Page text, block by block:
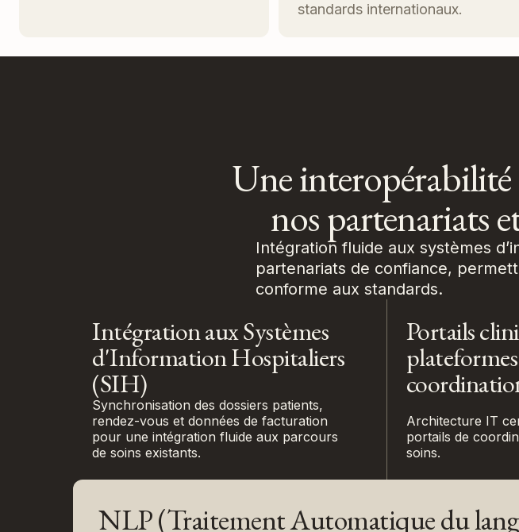
standards internationaux.
Une
nos partenariats
Intégration fluide aux systèmes
partenariats de confiance,
conforme aux standards.
Intégration aux Systèmes
d'Information Hospitaliers
(SIH)
Synchronisation des dossiers patients,
rendez-vous et données de facturation
pour une intégration fluide aux parcours
de soins existants.
Portails
Architecture IT
portails de
soins.
NLP (Traitement Automatique du